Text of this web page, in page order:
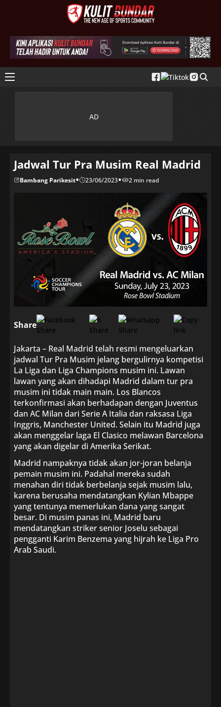
Jadwal Tur Pra Musim Real Madrid
Bambang Parikesit• 23/06/2023• 2 min read
Share
Jakarta – Real Madrid telah resmi mengeluarkan
jadwal Tur Pra Musim jelang bergulirnya kompetisi
La Liga dan Liga Champions musim ini. Lawan
lawan yang akan dihadapi Madrid dalam tur pra
musim ini tidak main main. Los Blancos
terkonfirmasi akan berhadapan dengan Juventus
dan AC Milan dari Serie A Italia dan raksasa Liga
Inggris, Manchester United. Selain itu Madrid juga
akan menggelar laga El Clasico melawan Barcelona
yang akan digelar di Amerika Serikat.
Madrid nampaknya tidak akan jor-joran belanja
pemain musim ini. Padahal mereka sudah
menahan diri tidak berbelanja sejak musim lalu,
karena berusaha mendatangkan Kylian Mbappe
yang tentunya memerlukan dana yang sangat
besar. Di musim panas ini, Madrid baru
mendatangkan striker senior Joselu sebagai
pengganti Karim Benzema yang hijrah ke Liga Pro
Arab Saudi.